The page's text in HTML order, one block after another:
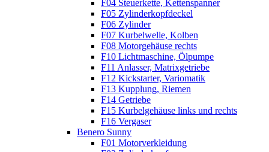
F04 Steuerkette, Kettenspanner
F05 Zylinderkopfdeckel
F06 Zylinder
F07 Kurbelwelle, Kolben
F08 Motorgehäuse rechts
F10 Lichtmaschine, Ölpumpe
F11 Anlasser, Matrixgetriebe
F12 Kickstarter, Variomatik
F13 Kupplung, Riemen
F14 Getriebe
F15 Kurbelgehäuse links und rechts
F16 Vergaser
Benero Sunny
F01 Motorverkleidung